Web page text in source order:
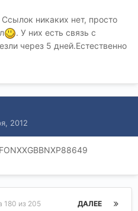
никаких нет, просто
. У них есть связь с
через 5 дней.Естественно
2012
ДАЛЕЕ
180 из 205